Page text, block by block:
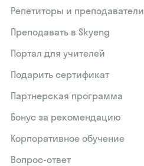
Репетиторы и преподаватели
Преподавать в Skyeng
Портал для учителей
Подарить сертификат
Партнерская программа
Бонус за рекомендацию
Корпоративное обучение
Вопрос-ответ